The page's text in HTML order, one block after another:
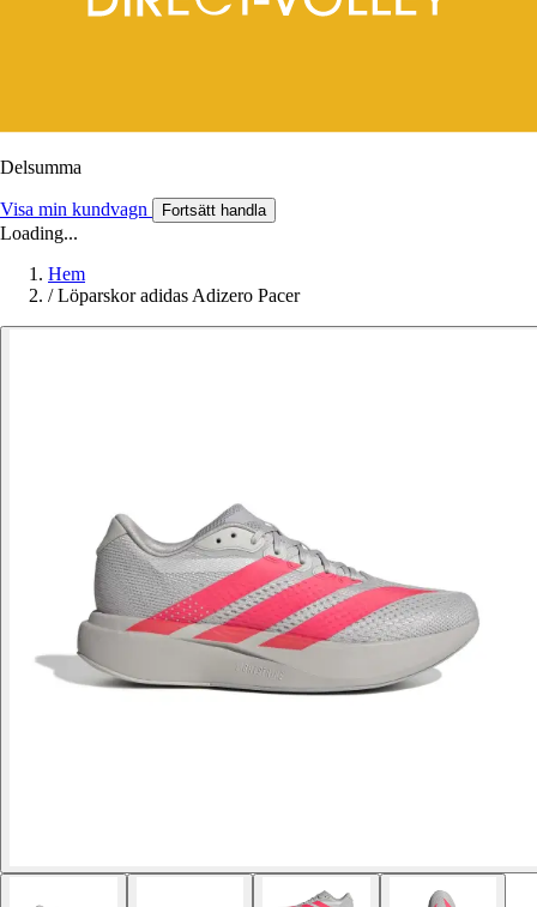
Delsumma
Visa min kundvagn Fortsätt handla
Loading...
Hem
/ Löparskor adidas Adizero Pacer